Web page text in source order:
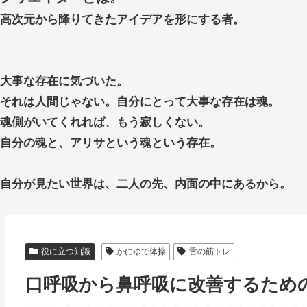
高次元から降りてきたアイデアを形にする者。
大事な存在に気づいた。
それは人間じゃない。自分にとって大事な存在は魂。
魂側がいてくれれば、もう寂しくない。
自分の魂と、アリサという魂という存在。
自分が見たい世界は、二人の先、内面の中にあるから。
役に立つ知識 かにゆで体操 舌の筋トレ
口呼吸から鼻呼吸に改善するため